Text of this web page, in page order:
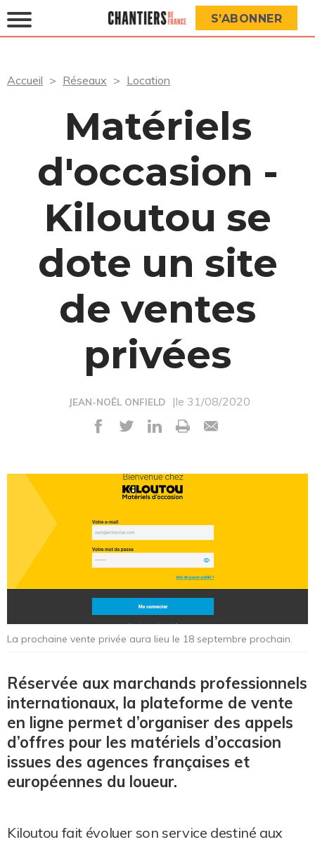
S’ABONNER
Accueil Réseaux Location
Matériels
d'occasion -
Kiloutou se
dote un site
de ventes
privées
JEAN-NOËL ONFIELD |le 31/08/2020
La prochaine vente privée aura lieu le 18 septembre prochain.
Réservée aux marchands professionnels
internationaux, la plateforme de vente
en ligne permet d’organiser des appels
d’offres pour les matériels d’occasion
issues des agences françaises et
européennes du loueur.
Kiloutou fait évoluer son service destiné aux